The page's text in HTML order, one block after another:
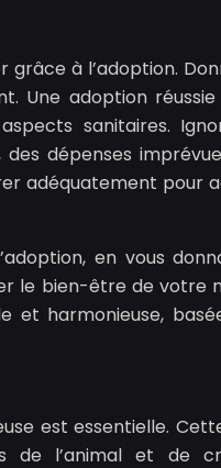
grâce à l’adoption.
Une adoption réussie
sanitaires.
dépenses
adéquatement pour
en vous
le bien-être de votre
et harmonieuse,
est essentielle.
de l’animal et de